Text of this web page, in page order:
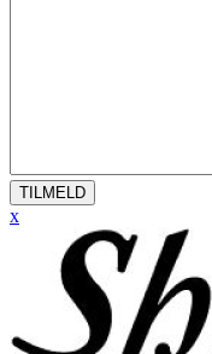
TILMELD
x